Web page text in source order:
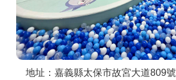
APP下載
地址：嘉義縣太保市故宮大道809號